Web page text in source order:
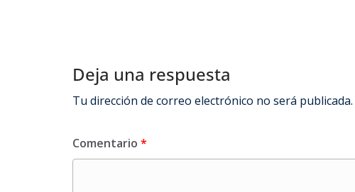
Deja una respuesta
Tu dirección de correo electrónico no será publicada.
Comentario *